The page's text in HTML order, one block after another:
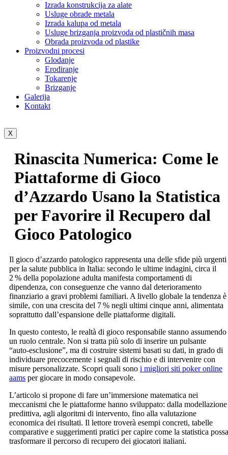
Izrada konstrukcija za alate
Usluge obrade metala
Izrada kalupa od metala
Usluge brizganja proizvoda od plastičnih masa
Obrada proizvoda od plastike
Proizvodni procesi
Glodanje
Erodiranje
Tokarenje
Brizganje
Galerija
Kontakt
X
Rinascita Numerica: Come le
Piattaforme di Gioco
d’Azzardo Usano la Statistica
per Favorire il Recupero dal
Gioco Patologico
Il gioco d’azzardo patologico rappresenta una delle sfide più urgenti
per la salute pubblica in Italia: secondo le ultime indagini, circa il
2 % della popolazione adulta manifesta comportamenti di
dipendenza, con conseguenze che vanno dal deterioramento
finanziario a gravi problemi familiari. A livello globale la tendenza è
simile, con una crescita del 7 % negli ultimi cinque anni, alimentata
soprattutto dall’espansione delle piattaforme digitali.
In questo contesto, le realtà di gioco responsabile stanno assumendo
un ruolo centrale. Non si tratta più solo di inserire un pulsante
“auto‑esclusione”, ma di costruire sistemi basati su dati, in grado di
individuare precocemente i segnali di rischio e di intervenire con
misure personalizzate. Scopri quali sono i migliori siti poker online
aams per giocare in modo consapevole.
L’articolo si propone di fare un’immersione matematica nei
meccanismi che le piattaforme hanno sviluppato: dalla modellazione
predittiva, agli algoritmi di intervento, fino alla valutazione
economica dei risultati. Il lettore troverà esempi concreti, tabelle
comparative e suggerimenti pratici per capire come la statistica possa
trasformare il percorso di recupero dei giocatori italiani.